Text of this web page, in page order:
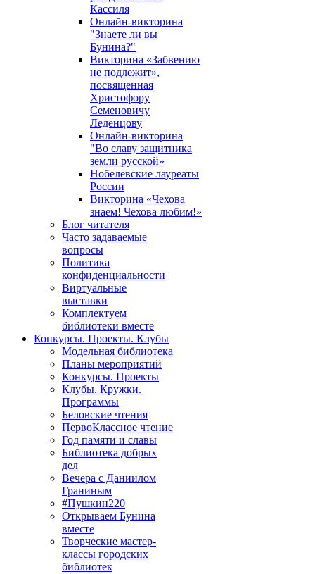
Кассиля
Онлайн-викторина
"Знаете ли вы
Бунина?"
Викторина «Забвению
не подлежит»,
посвященная
Христофору
Семеновичу
Леденцову
Онлайн-викторина
"Во славу защитника
земли русской»
Нобелевские лауреаты
России
Викторина «Чехова
знаем! Чехова любим!»
Блог читателя
Часто задаваемые
вопросы
Политика
конфиденциальности
Виртуальные
выставки
Комплектуем
библиотеки вместе
Конкурсы. Проекты. Клубы
Модельная библиотека
Планы мероприятий
Конкурсы. Проекты
Клубы. Кружки.
Программы
Беловские чтения
ПервоКлассное чтение
Год памяти и славы
Библиотека добрых
дел
Вечера с Даниилом
Граниным
#Пушкин220
Открываем Бунина
вместе
Творческие мастер-
классы городских
библиотек